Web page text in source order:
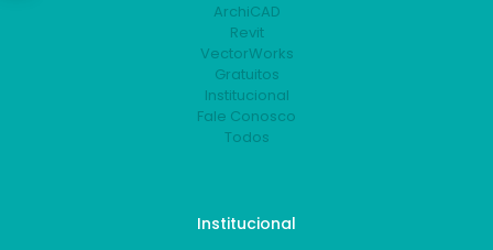
ArchiCAD
Revit
VectorWorks
Gratuitos
Institucional
Fale Conosco
Todos
Institucional